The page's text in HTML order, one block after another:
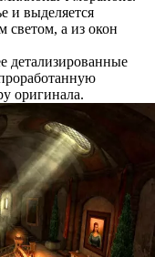
и выделяется
а из окон
детализированные
оригинала.